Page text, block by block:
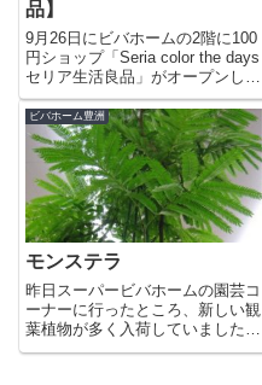
品】
9月26日にビバホームの2階に100
円ショップ「Seria color the days
セリア生活良品」がオープンしま
した。ららぽーとに100円ショッ
プがあるのは、とても便利なので
すが店舗が狭く、品数が限られて
いたので有明のTFTビルにあ...
ビバホーム豊洲
モンステラ
昨日スーパービバホームの園芸コ
ーナーに行ったところ、新しい観
葉植物が多く入荷していました。
バレンタインデーを意識して、男